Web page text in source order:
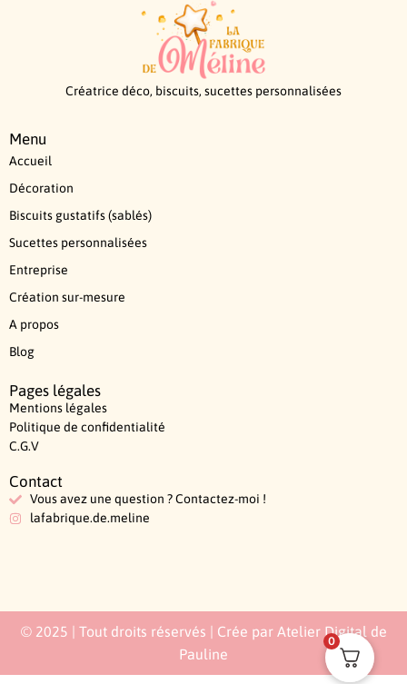
Créatrice déco, biscuits, sucettes personnalisées
Menu
Accueil
Décoration
Biscuits gustatifs (sablés)
Sucettes personnalisées
Entreprise
Création sur-mesure
A propos
Blog
Pages légales
Mentions légales
Politique de confidentialité
C.G.V
Contact
Vous avez une question ? Contactez-moi !
lafabrique.de.meline
© 2025 | Tout droits réservés | Crée par Atelier Digital de
Pauline
0